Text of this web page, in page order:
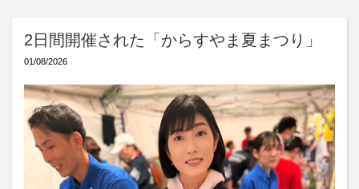
2日間開催された「からすやま夏まつり」
01/08/2026